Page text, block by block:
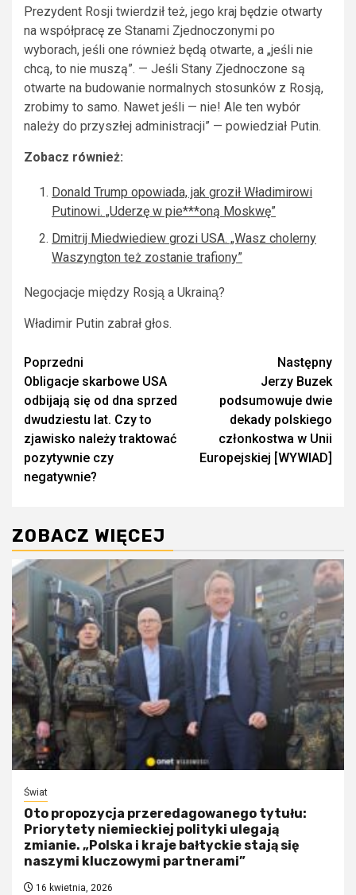
Prezydent Rosji twierdził też, jego kraj będzie otwarty
na współpracę ze Stanami Zjednoczonymi po
wyborach, jeśli one również będą otwarte, a „jeśli nie
chcą, to nie muszą”. — Jeśli Stany Zjednoczone są
otwarte na budowanie normalnych stosunków z Rosją,
zrobimy to samo. Nawet jeśli — nie! Ale ten wybór
należy do przyszłej administracji” — powiedział Putin.
Zobacz również:
Donald Trump opowiada, jak groził Władimirowi
Putinowi. „Uderzę w pie***oną Moskwę”
Dmitrij Miedwiediew grozi USA. „Wasz cholerny
Waszyngton też zostanie trafiony”
Negocjacje między Rosją a Ukrainą?
Władimir Putin zabrał głos.
Zobacz
wpisy
Poprzedni
Obligacje skarbowe USA
odbijają się od dna sprzed
dwudziestu lat. Czy to
zjawisko należy traktować
pozytywnie czy
negatywnie?
Następny
Jerzy Buzek
podsumowuje dwie
dekady polskiego
członkostwa w Unii
Europejskiej [WYWIAD]
ZOBACZ WIĘCEJ
Świat
Oto propozycja przeredagowanego tytułu:
Priorytety niemieckiej polityki ulegają
zmianie. „Polska i kraje bałtyckie stają się
naszymi kluczowymi partnerami”
16 kwietnia, 2026